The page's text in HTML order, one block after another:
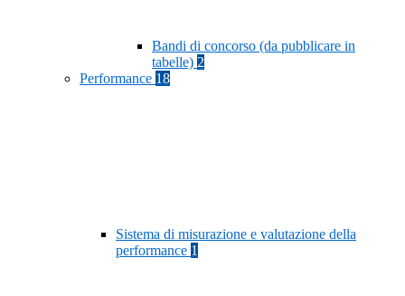
Bandi di concorso (da pubblicare in
tabelle) 2
Performance 18
Sistema di misurazione e valutazione della
performance 1